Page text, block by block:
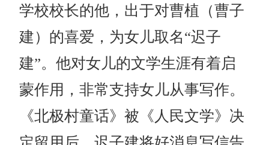
学校校长的他，出于对曹植（曹子
建）的喜爱，为女儿取名“迟子
建”。他对女儿的文学生涯有着启
蒙作用，非常支持女儿从事写作。
《北极村童话》被《人民文学》决